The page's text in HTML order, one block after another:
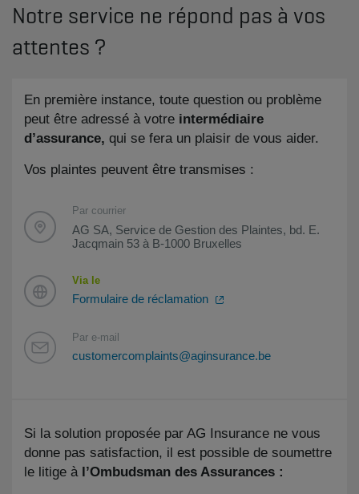
Notre service ne répond pas à vos
attentes ?
En première instance, toute question ou problème
peut être adressé à votre intermédiaire
d’assurance, qui se fera un plaisir de vous aider.
Vos plaintes peuvent être transmises :
Par courrier
AG SA, Service de Gestion des Plaintes, bd. E.
Jacqmain 53 à B-1000 Bruxelles
Via le
Formulaire de réclamation
Par e-mail
customercomplaints@aginsurance.be
Si la solution proposée par AG Insurance ne vous
donne pas satisfaction, il est possible de soumettre
le litige à l’Ombudsman des Assurances :